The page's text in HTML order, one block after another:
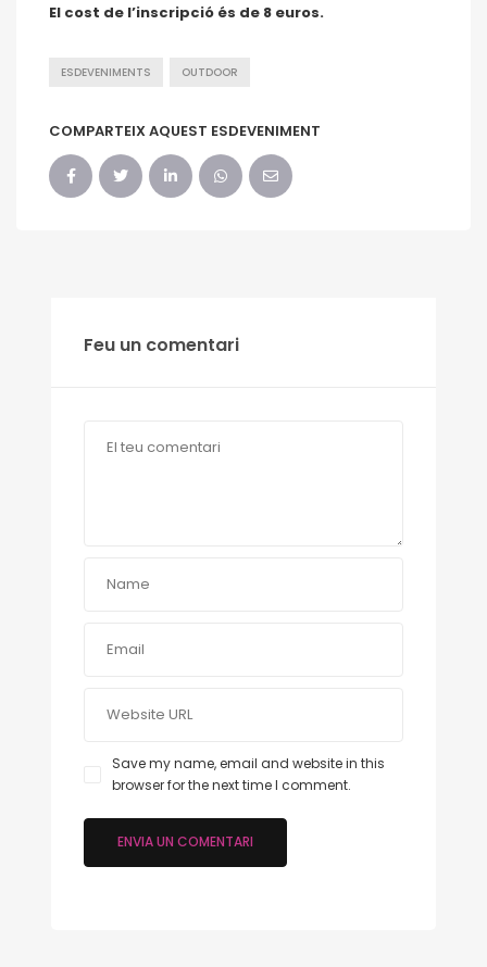
El cost de l’inscripció és de 8 euros.
ESDEVENIMENTS OUTDOOR
COMPARTEIX AQUEST ESDEVENIMENT
Feu un comentari
Save my name, email and website in this
browser for the next time I comment.